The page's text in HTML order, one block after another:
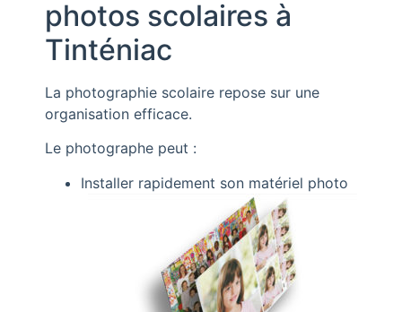
photos scolaires à
Tinténiac
La photographie scolaire repose sur une
organisation efficace.
Le photographe peut :
Installer rapidement son matériel photo